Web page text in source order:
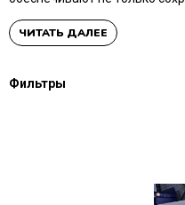
стулья,
хранение
ЧИТАТЬ ДАЛЕЕ
Фильтры